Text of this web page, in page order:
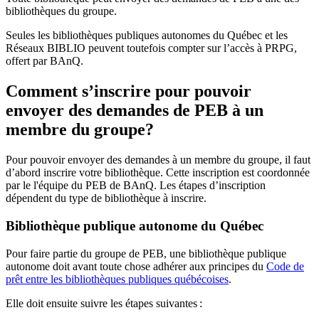
bibliothèques du groupe.
Seules les bibliothèques publiques autonomes du Québec et les
Réseaux BIBLIO peuvent toutefois compter sur l’accès à PRPG,
offert par BAnQ.
Comment s’inscrire pour pouvoir
envoyer des demandes de PEB à un
membre du groupe?
Pour pouvoir envoyer des demandes à un membre du groupe, il faut
d’abord inscrire votre bibliothèque. Cette inscription est coordonnée
par le l'équipe du PEB de BAnQ. Les étapes d’inscription
dépendent du type de bibliothèque à inscrire.
Bibliothèque publique autonome du Québec
Pour faire partie du groupe de PEB, une bibliothèque publique
autonome doit avant toute chose adhérer aux principes du Code de
prêt entre les bibliothèques publiques québécoises.
Elle doit ensuite suivre les étapes suivantes :